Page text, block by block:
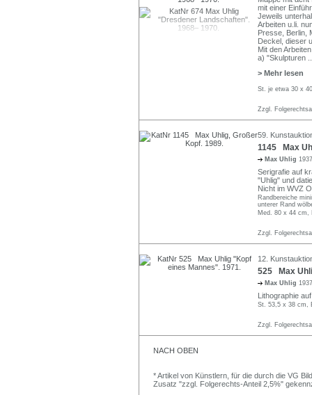
mit einer
Jeweils
Arbeiten u.li.
Presse, Berlin,
Deckel, dieser
Mit den
a) "Skulpturen
> Mehr lesen
St. je etwa 30 x
Zzgl.
59.
1145 Max
Max Uhlig
Serigrafie auf
"Uhlig" und
Nicht im WVZ
Randbereiche
unterer Rand
Med. 80 x 44 cm,
Zzgl.
12.
525 Max
Max Uhlig
Lithographie
St. 53,5 x 38 cm,
Zzgl.
NACH OBEN
* Artikel von Künstlern, für die durch die VG
Zusatz "zzgl. Folgerechts-Anteil 2,5%"